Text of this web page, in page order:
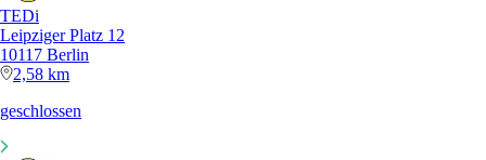
TEDi
Leipziger Platz 12
10117 Berlin
2,58 km
geschlossen